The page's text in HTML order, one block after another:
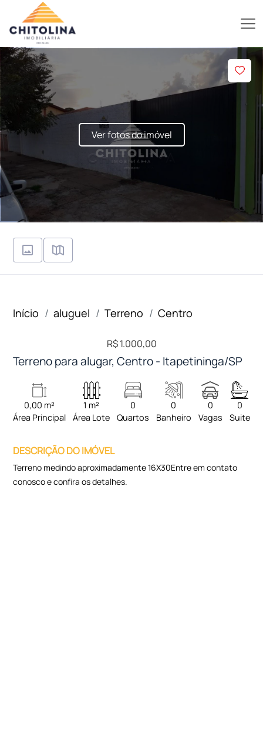
Ver fotos do imóvel
Início aluguel Terreno Centro
R$ 1.000,00
Terreno para alugar, Centro - Itapetininga/SP
0,00 m²
Área Principal
1 m²
Área Lote
0
Quartos
0
Banheiro
0
Vagas
0
Suite
DESCRIÇÃO DO IMÓVEL
Terreno medindo aproximadamente 16X30Entre em contato
conosco e confira os detalhes.